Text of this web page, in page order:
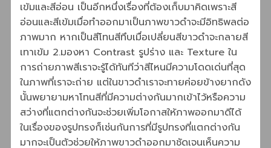
เข้มและสีอ่อน เป็นอีกหนึ่งเรื่องที่ต้องเก็บมาคิดเพราะสี
อ่อนและสีเข้มเมื่อทำออกมาเป็นภาพขาวดำจะมีอิทธิพลต่อ
ภาพมาก หากเป็นสีโทนสีทึบเมื่อเปลี่ยนสีขาวดำจะกลายสี
เทาเข้ม 2.มองหา Contrast รูปร่าง และ Texture ใน
การถ่ายภาพสีเราจะรู้ได้ทันทีว่าสีไหนมีความโดดเด่นที่สุด
ในภาพที่เราจะถ่าย แต่ในขาวดำเราจะทายค่อยข้างยากดัง
นั้นพยายามหาโทนสีที่มีความต่างกันมากเข้าไว้หรือความ
สว่างที่แตกต่างกันจะช่วยเพิ่มโอกาสให้ภาพออกมาดีได้
ในเรื่องของรูปทรงก็เช่นกันการที่มีรูปทรงที่แตกต่างกัน
มากจะเป็นตัวช่วยให้ภาพขาวดำออกมาชัดเจนเห็นความ